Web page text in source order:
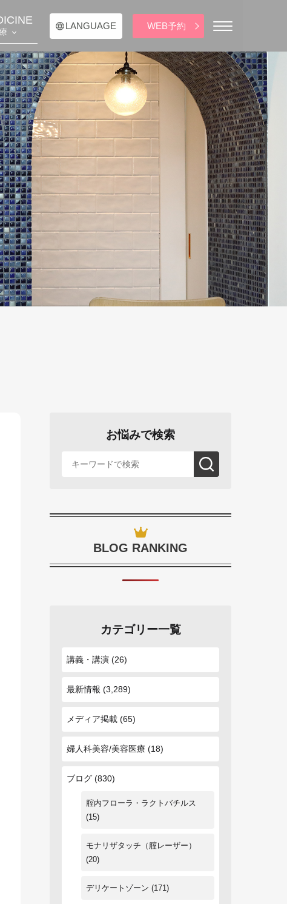
LANGUAGE WEB予約
お悩みで検索
BLOG RANKING
カテゴリー一覧
講義・講演 (26)
最新情報 (3,289)
メディア掲載 (65)
婦人科美容/美容医療 (18)
ブログ (830)
腟内フローラ・ラクトバチルス
(15)
モナリザタッチ（腟レーザー）
(20)
デリケートゾーン (171)